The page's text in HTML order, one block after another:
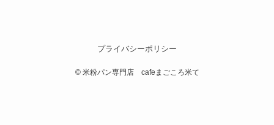
プライバシーポリシー
©米粉パン専門店 cafeまごころ米て